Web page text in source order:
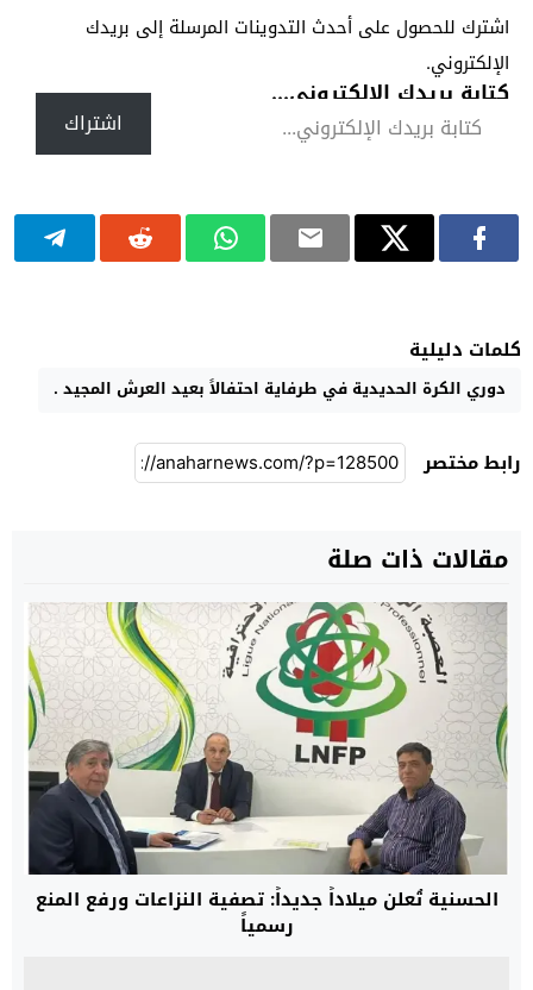
اشترك للحصول على أحدث التدوينات المرسلة إلى بريدك
الإلكتروني.
كتابة بريدك الإلكتروني...
اشتراك
كلمات دليلية
دوري الكرة الحديدية في طرفاية احتفالاً بعيد العرش المجيد .
رابط مختصر
مقالات ذات صلة
الحسنية تُعلن ميلاداً جديداً: تصفية النزاعات ورفع المنع
رسمياً